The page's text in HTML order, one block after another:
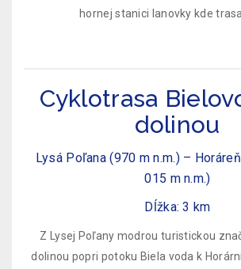
hornej stanici lanovky kde
Cyklotrasa
dolinou
Lysá Poľana (970 m n.m.) –
015 m n.m.)
Dĺžka: 3 km
Z Lysej Poľany modrou turistickou
dolinou popri potoku Biela voda k